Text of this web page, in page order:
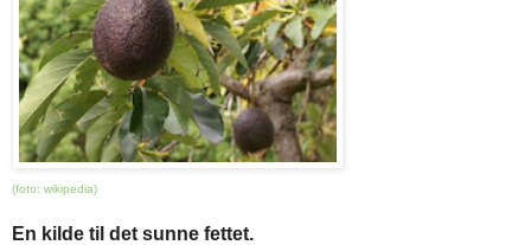
(foto: wikipedia)
En kilde til det sunne fettet.